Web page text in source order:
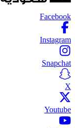
Facebook
Instagram
Snapchat
X
Youtube